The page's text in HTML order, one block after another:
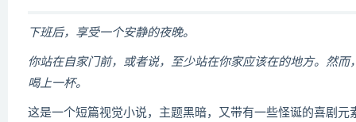
下班后，享受一个安静的夜晚。
你站在自家门前，或者说，至少站在你家应该在的地方。然
喝上一杯。
这是一个短篇视觉小说，主题黑暗，又带有一些怪诞的喜剧元